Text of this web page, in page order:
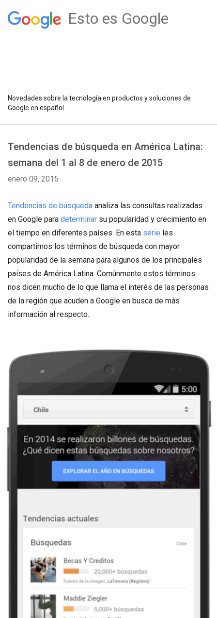
Esto es Google
Novedades sobre la tecnología en productos y soluciones de
Google en español.
Tendencias de búsqueda en América Latina:
semana del 1 al 8 de enero de 2015
enero 09, 2015
Tendencias de búsqueda analiza las consultas realizadas
en Google para determinar su popularidad y crecimiento en
el tiempo en diferentes países. En esta serie les
compartimos los términos de búsqueda con mayor
popularidad de la semana para algunos de los principales
países de América Latina. Comúnmente estos términos
nos dicen mucho de lo que llama el interés de las personas
de la región que acuden a Google en busca de más
información al respecto.